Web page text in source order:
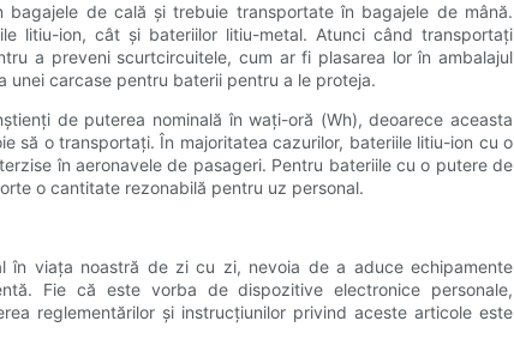
de cală și trebuie transportate în bagajele de mână.
litiu-ion, cât și bateriilor litiu-metal. Atunci când transportați
a preveni scurtcircuitele, cum ar fi plasarea lor în ambalajul
unei carcase pentru baterii pentru a le proteja.
de puterea nominală în wați-oră (Wh), deoarece aceasta
să o transportați. În majoritatea cazurilor, bateriile litiu-ion cu o
în aeronavele de pasageri. Pentru bateriile cu o putere de
o cantitate rezonabilă pentru uz personal.
în viața noastră de zi cu zi, nevoia de a aduce echipamente
Fie că este vorba de dispozitive electronice personale,
reglementărilor și instrucțiunilor privind aceste articole este